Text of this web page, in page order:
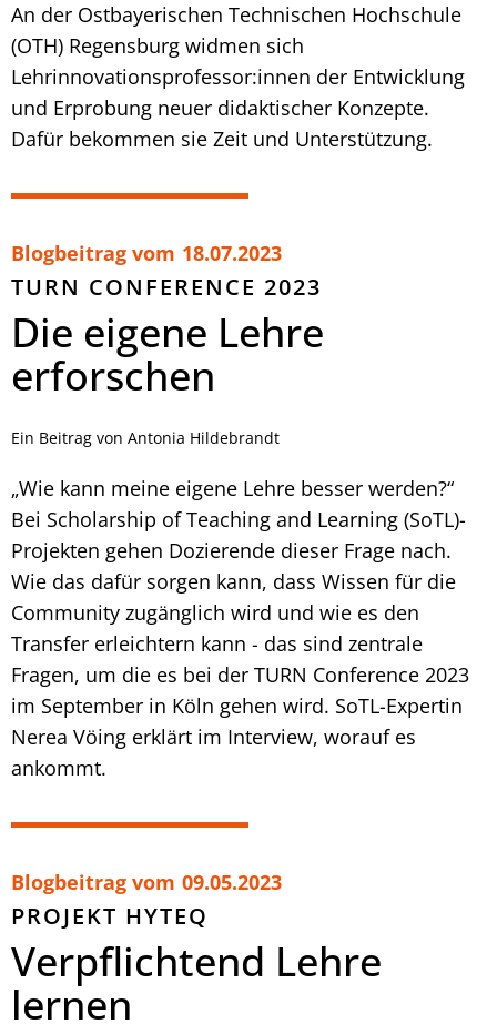
An der Ostbayerischen Technischen Hochschule
(OTH) Regensburg widmen sich
Lehrinnovationsprofessor:innen der Entwicklung
und Erprobung neuer didaktischer Konzepte.
Dafür bekommen sie Zeit und Unterstützung.
Blogbeitrag vom 18.07.2023
TURN CONFERENCE 2023
Die eigene Lehre
erforschen
Ein Beitrag von Antonia Hildebrandt
„Wie kann meine eigene Lehre besser werden?“
Bei Scholarship of Teaching and Learning (SoTL)-
Projekten gehen Dozierende dieser Frage nach.
Wie das dafür sorgen kann, dass Wissen für die
Community zugänglich wird und wie es den
Transfer erleichtern kann - das sind zentrale
Fragen, um die es bei der TURN Conference 2023
im September in Köln gehen wird. SoTL-Expertin
Nerea Vöing erklärt im Interview, worauf es
ankommt.
Blogbeitrag vom 09.05.2023
PROJEKT HYTEQ
Verpflichtend Lehre
lernen